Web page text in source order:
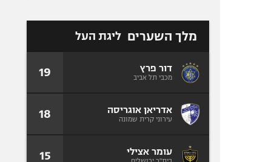
מלך השערים ליגת העל
דור פרץ
מכבי תל אביב 19
אדריאן אוגריסה
עירוני קרית שמונה 18
עומר אצילי
בית"ר ירושלים 15